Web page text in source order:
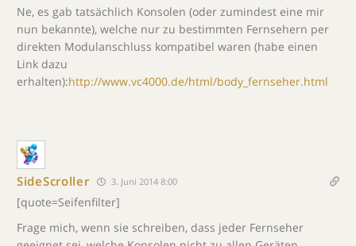
Ne, es gab tatsächlich Konsolen (oder zumindest eine mir
nun bekannte), welche nur zu bestimmten Fernsehern per
direkten Modulanschluss kompatibel waren (habe einen
Link dazu
erhalten):http://www.vc4000.de/html/body_fernseher.html
SideScroller 3. Juni 2014 8:00
[quote=Seifenfilter]
Frage mich, wenn sie schreiben, dass jeder Fernseher